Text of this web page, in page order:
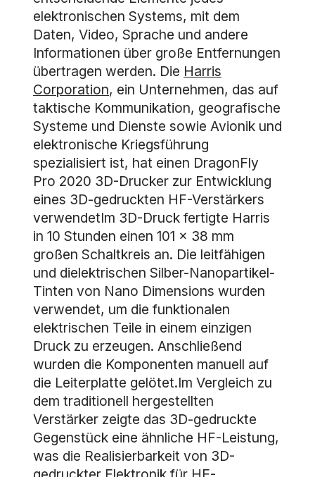
elektronischen Systems, mit dem
Daten, Video, Sprache und andere
Informationen über große Entfernungen
übertragen werden. Die Harris
Corporation, ein Unternehmen, das auf
taktische Kommunikation, geografische
Systeme und Dienste sowie Avionik und
elektronische Kriegsführung
spezialisiert ist, hat einen DragonFly
Pro 2020 3D-Drucker zur Entwicklung
eines 3D-gedruckten HF-Verstärkers
verwendetIm 3D-Druck fertigte Harris
in 10 Stunden einen 101 x 38 mm
großen Schaltkreis an. Die leitfähigen
und dielektrischen Silber-Nanopartikel-
Tinten von Nano Dimensions wurden
verwendet, um die funktionalen
elektrischen Teile in einem einzigen
Druck zu erzeugen. Anschließend
wurden die Komponenten manuell auf
die Leiterplatte gelötet.Im Vergleich zu
dem traditionell hergestellten
Verstärker zeigte das 3D-gedruckte
Gegenstück eine ähnliche HF-Leistung,
was die Realisierbarkeit von 3D-